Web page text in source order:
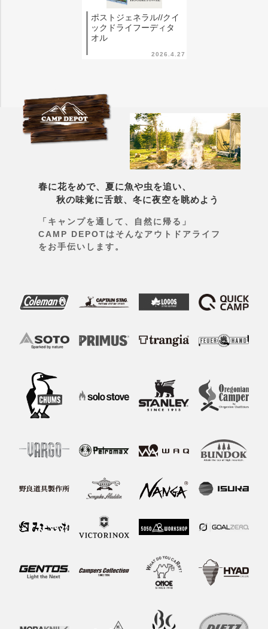
2026.4.27
ポストジェネラル//クイ
ックドライフーディタ
オル
春に花をめで、夏に魚や虫を追い、
秋の味覚に舌鼓、冬に夜空を眺めよう
「キャンプを通して、自然に帰る」
CAMP DEPOTはそんなアウトドアライフ
をお手伝いします。